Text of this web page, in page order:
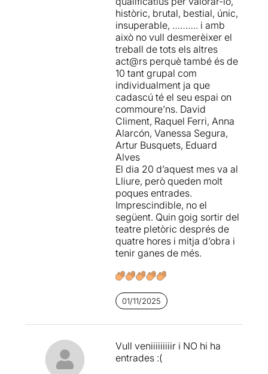
La música és essencial en
aquest muntatge, és un
dels elements protagonistes.
Dirigida perJordi
Busquets,la música està
present constantment, ja
sigui per acompanyar
emocionalment als
personatges, per definir el
mateix artefacte escènic,
per aportar ritme, per
convertir el ritual teatral en
una festa, o fins i tot per
ajudar a aprofundir en la
dimensió més religiosa del
viatge dels personatges.
El text és meravellós, els
actors extraordinaris, la
posada en escena molt
original i la direcció d'Iván
Morales precisa i del tot
encertada.S'ha de
reconèixer que l'
Moralesés un crac, ja que
ha sabut extreure tot el
tots els actors que hi surten
a escena.
històric, brutal, bestial, únic,
insuperable, ………. i amb
això no vull desmerèixer el
treball de tots els altres
act@rs perquè també és de
10 tant grupal com
individualment ja que
cadascú té el seu espai on
commoure’ns. David
Climent, Raquel Ferri, Anna
Alarcón, Vanessa Segura,
Artur Busquets, Eduard
Alves
El dia 20 d’aquest mes va al
Lliure, però queden molt
poques entrades.
Imprescindible, no el
següent. Quin goig sortir del
teatre pletòric després de
quatre hores i mitja d’obra i
tenir ganes de més.
01/11/2025
Vull veniiiiiiiiir i NO hi ha
entrades :(